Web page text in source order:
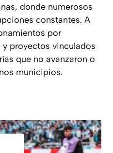
donde numerosos
constantes. A
por
proyectos vinculados
que no avanzaron o
municipios.